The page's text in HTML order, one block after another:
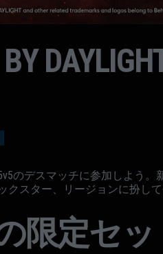
BY
のデスマッチに参加しよう。
クスター、リージョンに扮し
限定セッ